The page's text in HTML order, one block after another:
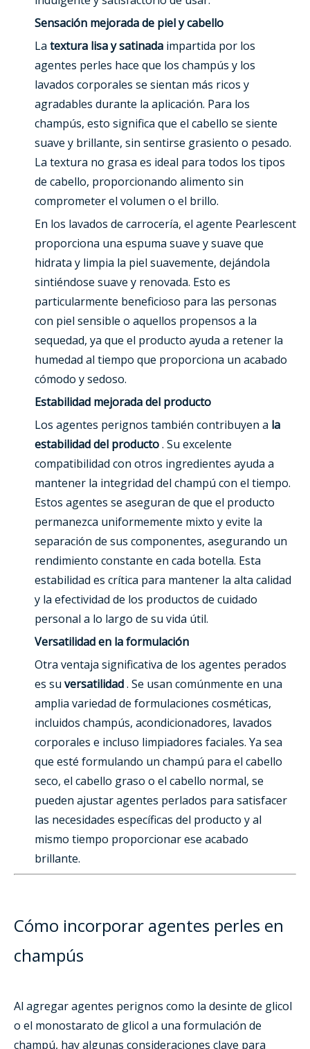
Sensación mejorada de piel y cabello
La textura lisa y satinada impartida por los
agentes perles hace que los champús y los
lavados corporales se sientan más ricos y
agradables durante la aplicación. Para los
champús, esto significa que el cabello se siente
suave y brillante, sin sentirse grasiento o pesado.
La textura no grasa es ideal para todos los tipos
de cabello, proporcionando alimento sin
comprometer el volumen o el brillo.
En los lavados de carrocería, el agente Pearlescent
proporciona una espuma suave y suave que
hidrata y limpia la piel suavemente, dejándola
sintiéndose suave y renovada. Esto es
particularmente beneficioso para las personas
con piel sensible o aquellos propensos a la
sequedad, ya que el producto ayuda a retener la
humedad al tiempo que proporciona un acabado
cómodo y sedoso.
Estabilidad mejorada del producto
Los agentes perignos también contribuyen a la
estabilidad del producto. Su excelente
compatibilidad con otros ingredientes ayuda a
mantener la integridad del champú con el tiempo.
Estos agentes se aseguran de que el producto
permanezca uniformemente mixto y evite la
separación de sus componentes, asegurando un
rendimiento constante en cada botella. Esta
estabilidad es crítica para mantener la alta calidad
y la efectividad de los productos de cuidado
personal a lo largo de su vida útil.
Versatilidad en la formulación
Otra ventaja significativa de los agentes perados
es su versatilidad. Se usan comúnmente en una
amplia variedad de formulaciones cosméticas,
incluidos champús, acondicionadores, lavados
corporales e incluso limpiadores faciales. Ya sea
que esté formulando un champú para el cabello
seco, el cabello graso o el cabello normal, se
pueden ajustar agentes perlados para satisfacer
las necesidades específicas del producto y al
mismo tiempo proporcionar ese acabado
brillante.
Cómo incorporar agentes perles en
champús
Al agregar agentes perignos como la desinte de glicol
o el monostarato de glicol a una formulación de
champú, hay algunas consideraciones clave para